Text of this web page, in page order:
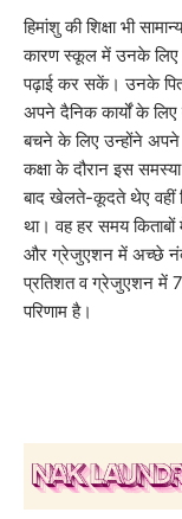
हिमांशु की शिक्षा भी
कारण स्कूल में उनके लिए
पढ़ाई कर सकें। उनके
अपने दैनिक कार्यों के
बचने के लिए उन्होंने अपने
कक्षा के दौरान इस
बाद खेलते-कूदते थेए वहीं
था। वह हर समय
और ग्रेजुएशन में अच्छे
प्रतिशत व ग्रेजुएशन में
परिणाम है।